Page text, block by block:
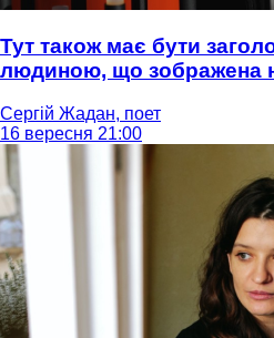
Тут також має бути
людиною, що зображена
Сергій Жадан, поет
16 вересня 21:00